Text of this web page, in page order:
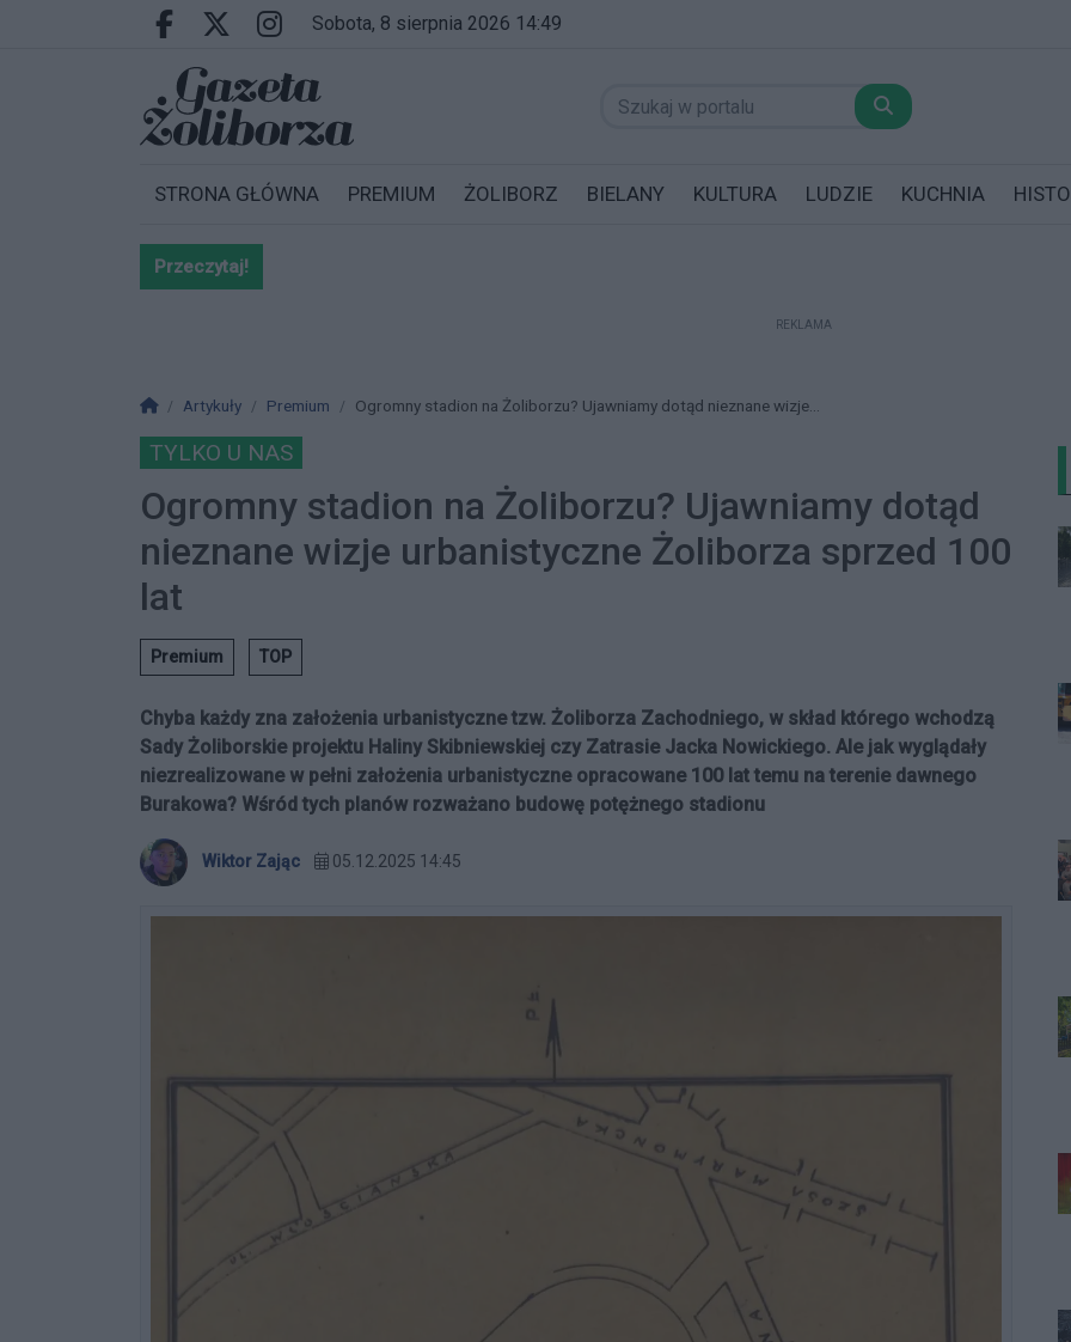
Przejdź do głównych treści
Przejdź do wyszukiwarki
Przejdź do głównego menu
Facebook.com
X.comInstagram.com
sobota, 8 sierpnia 2026 14:49
STRONA GŁÓWNA PREMIUM ŻOLIBORZ BIELANY KULTURA LUDZIE KUCHNIA
Przeczytaj!
REKLAMA
Strona główna
Artykuły Premium Ogromny stadion na Żoliborzu? Ujawniamy dotąd nieznane wizje...
TYLKO U NAS
Ogromny stadion na Żoliborzu? Ujawniamy dotąd
nieznane wizje urbanistyczne Żoliborza sprzed 100
lat
Premium TOP
Chyba każdy zna założenia urbanistyczne tzw. Żoliborza Zachodniego, w skład którego wchodzą
Sady Żoliborskie projektu Haliny Skibniewskiej czy Zatrasie Jacka Nowickiego. Ale jak wyglądały
niezrealizowane w pełni założenia urbanistyczne opracowane 100 lat temu na terenie dawnego
Burakowa? Wśród tych planów rozważano budowę potężnego stadionu
Wiktor Zając 05.12.2025 14:45